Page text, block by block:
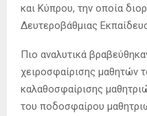
και Κύπρου, την οποία
Δευτεροβάθμιας
Πιο αναλυτικά
χειροσφαίρισης μαθητών
καλαθοσφαίρισης
του ποδοσφαίρου